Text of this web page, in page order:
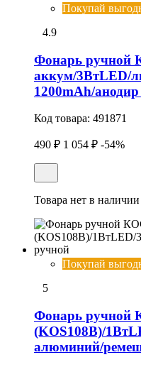
Покупай
4.9
Фонарь
аккум/3ВтLED/
1200mAh/
Код товара: 491871
490 ₽ 1 054 ₽ -54%
Товара нет в наличии
Покупай
5
Фонарь
(KOS108B)/
алюминий/